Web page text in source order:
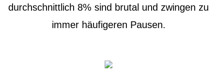
durchschnittlich 8% sind brutal und zwingen zu
immer häufigeren Pausen.